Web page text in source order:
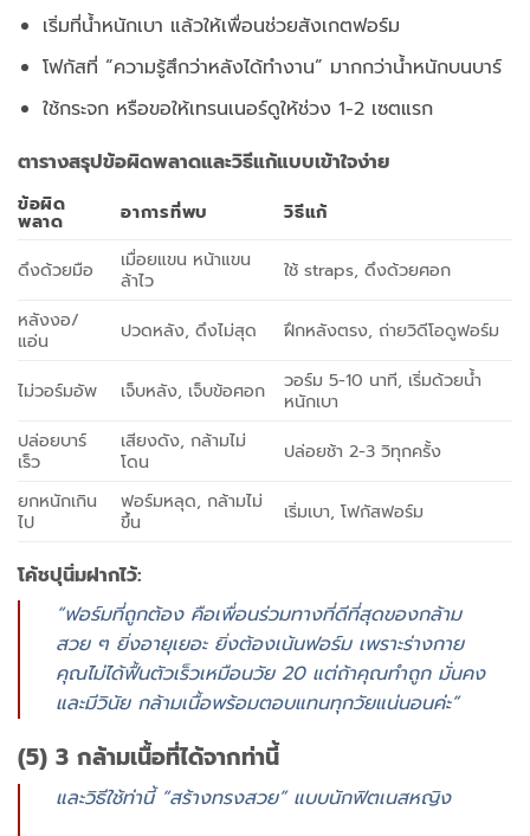
เริ่มที่น้ำหนักเบา แล้วให้เพื่อนช่วยสังเกตฟอร์ม
โฟกัสที่ “ความรู้สึกว่าหลังได้ทำงาน” มากกว่าน้ำหนักบนบาร์
ใช้กระจก หรือขอให้เทรนเนอร์ดูให้ช่วง 1-2 เซตแรก
ตารางสรุปข้อผิดพลาดและวิธีแก้แบบเข้าใจง่าย
ข้อผิด
พลาด อาการที่พบ วิธีแก้
ดึงด้วยมือ
เมื่อยแขน หน้าแขน
ล้าไว
ใช้ straps, ดึงด้วยศอก
หลังงอ/
แอ่น
ปวดหลัง, ดึงไม่สุด ฝึกหลังตรง, ถ่ายวิดีโอดูฟอร์ม
ไม่วอร์มอัพ เจ็บหลัง, เจ็บข้อศอก
วอร์ม 5-10 นาที, เริ่มด้วยน้ำ
หนักเบา
ปล่อยบาร์
เร็ว
เสียงดัง, กล้ามไม่
โดน
ปล่อยช้า 2-3 วิทุกครั้ง
ยกหนักเกิน
ไป
ฟอร์มหลุด, กล้ามไม่
ขึ้น
เริ่มเบา, โฟกัสฟอร์ม
โค้ชปุนิ่มฝากไว้:
“ฟอร์มที่ถูกต้อง คือเพื่อนร่วมทางที่ดีที่สุดของกล้าม
สวย ๆ ยิ่งอายุเยอะ ยิ่งต้องเน้นฟอร์ม เพราะร่างกาย
คุณไม่ได้ฟื้นตัวเร็วเหมือนวัย 20 แต่ถ้าคุณทำถูก มั่นคง
และมีวินัย กล้ามเนื้อพร้อมตอบแทนทุกวัยแน่นอนค่ะ”
(5) 3 กล้ามเนื้อที่ได้จากท่านี้
และวิธีใช้ท่านี้ “สร้างทรงสวย” แบบนักฟิตเนสหญิง